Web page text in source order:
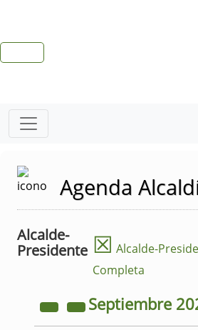
Agenda
Alcalde-
Presidente ☒ Alcalde-
Completa
Septiembre